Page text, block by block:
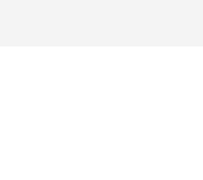
生会副主席，她对此
悠真在嫉妒自己从未